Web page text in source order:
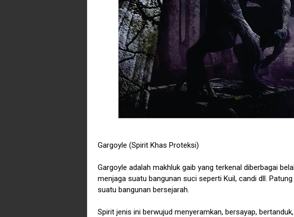
Gargoyle (Spirit Khas Proteksi)
Gargoyle adalah makhluk gaib yang terkenal diberbagai
menjaga suatu bangunan suci seperti Kuil, candi dll.
suatu bangunan bersejarah.
Spirit jenis ini berwujud menyeramkan, bersayap,